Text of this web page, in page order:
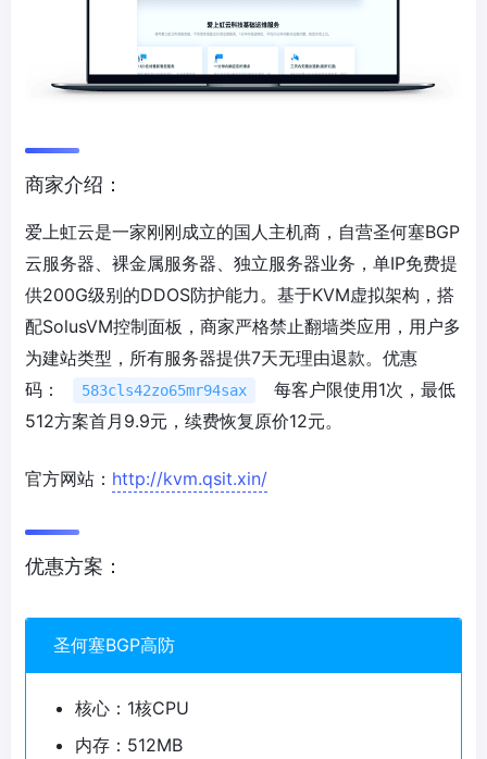
商家介绍：
爱上虹云是一家刚刚成立的国人主机商，自营圣何塞BGP
云服务器、裸金属服务器、独立服务器业务，单IP免费提
供200G级别的DDOS防护能力。基于KVM虚拟架构，搭
配SolusVM控制面板，商家严格禁止翻墙类应用，用户多
为建站类型，所有服务器提供7天无理由退款。优惠
码：
583cls42zo65mr94sax
每客户限使用1次，最低
512方案首月9.9元，续费恢复原价12元。
官方网站： http://kvm.qsit.xin/
优惠方案：
圣何塞BGP高防
核心：1核CPU
内存：512MB